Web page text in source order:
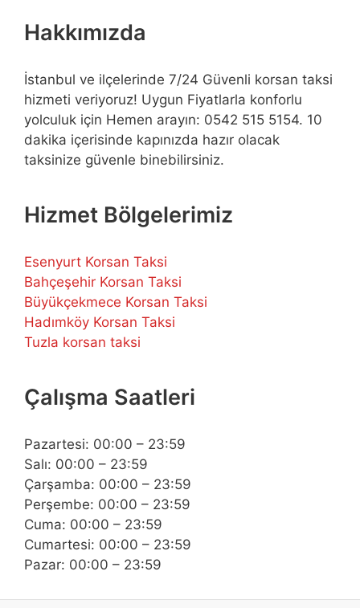
Hakkımızda
İstanbul ve ilçelerinde 7/24 Güvenli korsan taksi
hizmeti veriyoruz! Uygun Fiyatlarla konforlu
yolculuk için Hemen arayın: 0542 515 5154. 10
dakika içerisinde kapınızda hazır olacak
taksinize güvenle binebilirsiniz.
Hizmet Bölgelerimiz
Esenyurt Korsan Taksi
Bahçeşehir Korsan Taksi
Büyükçekmece Korsan Taksi
Hadımköy Korsan Taksi
Tuzla korsan taksi
Çalışma Saatleri
Pazartesi: 00:00 – 23:59
Salı: 00:00 – 23:59
Çarşamba: 00:00 – 23:59
Perşembe: 00:00 – 23:59
Cuma: 00:00 – 23:59
Cumartesi: 00:00 – 23:59
Pazar: 00:00 – 23:59